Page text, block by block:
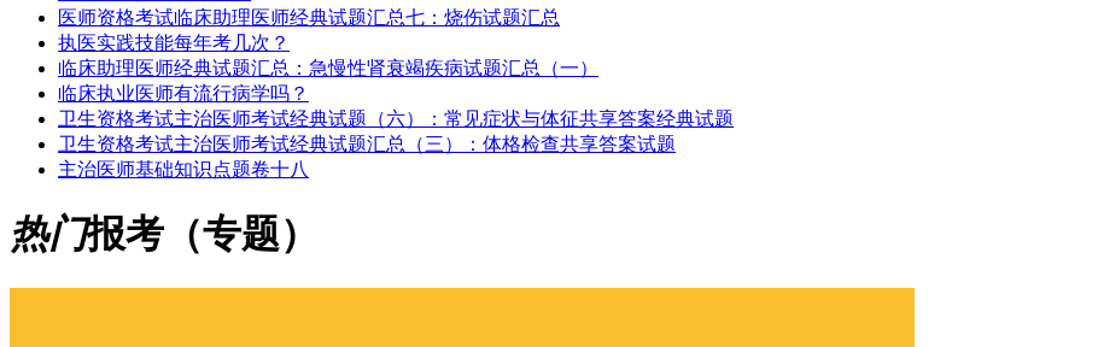
医师资格考试临床助理医师经典试题汇总七：烧伤试题汇总
执医实践技能每年考几次？
临床助理医师经典试题汇总：急慢性肾衰竭疾病试题汇总（一）
临床执业医师有流行病学吗？
卫生资格考试主治医师考试经典试题（六）：常见症状与体征共享答案经典试题
卫生资格考试主治医师考试经典试题汇总（三）：体格检查共享答案试题
主治医师基础知识点题卷十八
热门报考（专题）